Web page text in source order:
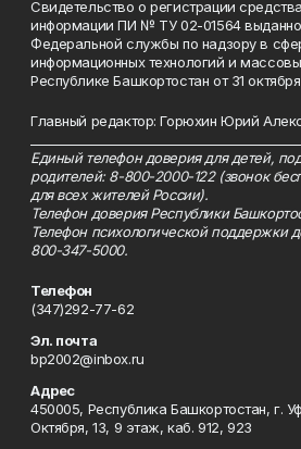
Свидетельство о регистрации
информации ПИ № ТУ 02-01564
Федеральной службы по надзору в
информационных технологий и
Республике Башкортостан от 31
Главный редактор: Горюхин Юрий
Единый телефон доверия для детей,
родителей: 8-800-2000-122 (звонок
для всех жителей России).
Телефон доверия Республики
Телефон психологической поддержки
800-347-5000.
Телефон
(347)292-77-62
Эл. почта
bp2002@inbox.ru
Адрес
450005, Республика Башкортостан, г.
Октября, 13, 9 этаж, каб. 912, 923